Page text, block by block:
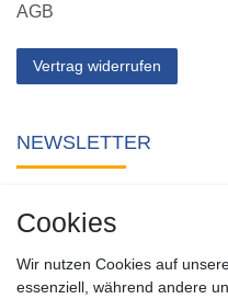
AGB
Vertrag widerrufen
NEWSLETTER
Sie keine Neuigkeit oder
Zum Newsletter anmelden
Cookies
Wir nutzen Cookies auf
essenziell, während andere